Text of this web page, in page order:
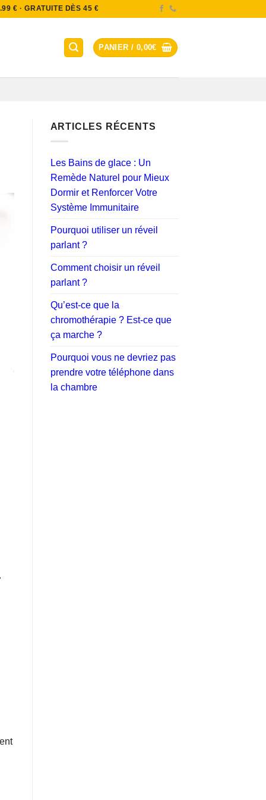
€ · GRATUITE DÈS 45 €
PANIER / 0,00€
ARTICLES RÉCENTS
Les Bains de glace : Un
Remède Naturel pour Mieux
Dormir et Renforcer Votre
Système Immunitaire
Pourquoi utiliser un réveil
parlant ?
Comment choisir un réveil
parlant ?
Qu’est-ce que la
chromothérapie ? Est-ce que
ça marche ?
Pourquoi vous ne devriez pas
prendre votre téléphone dans
la chambre